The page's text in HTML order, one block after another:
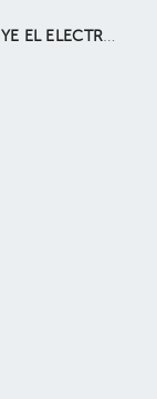
VALORACIÓN PRE-OPERATORIA (INCLUYE EL ELECTROCARDIOGRAMA)